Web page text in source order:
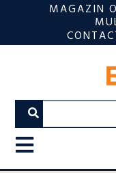
MAGAZIN